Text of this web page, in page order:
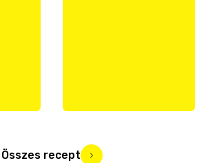
Összes recept